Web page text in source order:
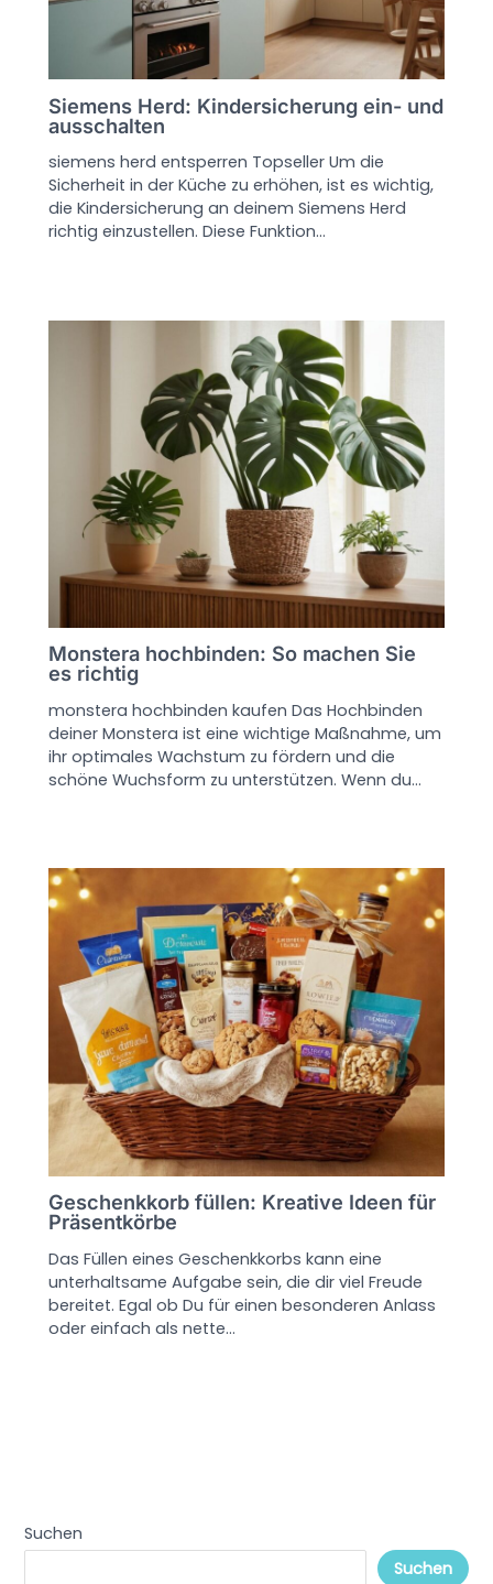
Siemens Herd: Kindersicherung ein- und
ausschalten
siemens herd entsperren Topseller Um die
Sicherheit in der Küche zu erhöhen, ist es wichtig,
die Kindersicherung an deinem Siemens Herd
richtig einzustellen. Diese Funktion…
Monstera hochbinden: So machen Sie
es richtig
monstera hochbinden kaufen Das Hochbinden
deiner Monstera ist eine wichtige Maßnahme, um
ihr optimales Wachstum zu fördern und die
schöne Wuchsform zu unterstützen. Wenn du…
Geschenkkorb füllen: Kreative Ideen für
Präsentkörbe
Das Füllen eines Geschenkkorbs kann eine
unterhaltsame Aufgabe sein, die dir viel Freude
bereitet. Egal ob Du für einen besonderen Anlass
oder einfach als nette…
Suchen
Suchen